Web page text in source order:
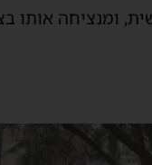
ומנציחה אותו